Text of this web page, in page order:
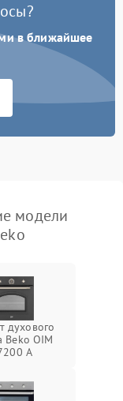
в ближайшее
модели
духового
Beko OIM
A